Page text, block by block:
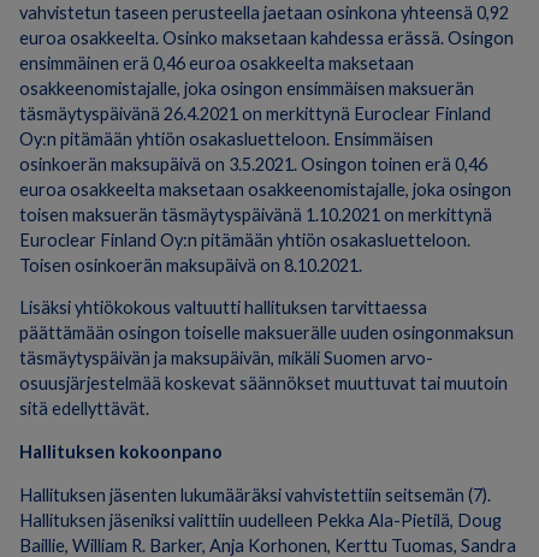
vahvistetun taseen perusteella jaetaan osinkona yhteensä 0,92
euroa osakkeelta. Osinko maksetaan kahdessa erässä. Osingon
ensimmäinen erä 0,46 euroa osakkeelta maksetaan
osakkeenomistajalle, joka osingon ensimmäisen maksuerän
täsmäytyspäivänä 26.4.2021 on merkittynä Euroclear Finland
Oy:n pitämään yhtiön osakasluetteloon. Ensimmäisen
osinkoerän maksupäivä on 3.5.2021. Osingon toinen erä 0,46
euroa osakkeelta maksetaan osakkeenomistajalle, joka osingon
toisen maksuerän täsmäytyspäivänä 1.10.2021 on merkittynä
Euroclear Finland Oy:n pitämään yhtiön osakasluetteloon.
Toisen osinkoerän maksupäivä on 8.10.2021.
Lisäksi yhtiökokous valtuutti hallituksen tarvittaessa
päättämään osingon toiselle maksuerälle uuden osingonmaksun
täsmäytyspäivän ja maksupäivän, mikäli Suomen arvo-
osuusjärjestelmää koskevat säännökset muuttuvat tai muutoin
sitä edellyttävät.
Hallituksen kokoonpano
Hallituksen jäsenten lukumääräksi vahvistettiin seitsemän (7).
Hallituksen jäseniksi valittiin uudelleen Pekka Ala-Pietilä, Doug
Baillie, William R. Barker, Anja Korhonen, Kerttu Tuomas, Sandra